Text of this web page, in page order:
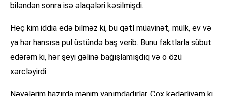
biləndən sonra isə əlaqələri kəsilmişdi.
Heç kim iddia edə bilməz ki, bu qətl müavinət, mülk, ev və
ya hər hansısa pul üstündə baş verib. Bunu faktlarla sübut
edərəm ki, hər şeyi gəlinə bağışlamışdıq və o özü
xərcləyirdi.